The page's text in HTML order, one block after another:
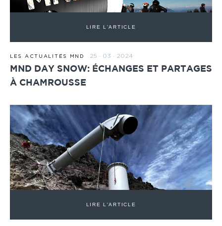
LIRE L'ARTICLE
LES ACTUALITÉS MND 25 · 03 · 2024
MND DAY SNOW: ÉCHANGES ET PARTAGES
À CHAMROUSSE
LIRE L'ARTICLE